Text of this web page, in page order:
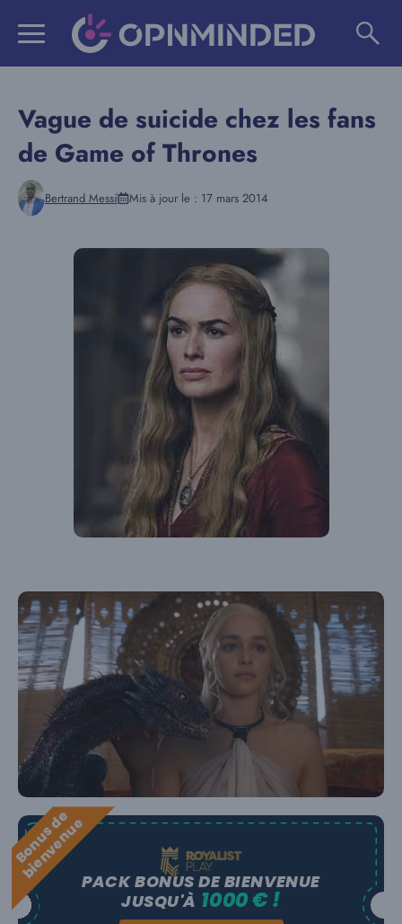
Vague de suicide chez les fans
de Game of Thrones
Bertrand Messi Mis à jour le : 17 mars 2014
B
o
n
u
s
d
e
b
i
e
n
v
e
n
u
ePACK BONUS DE BIENVENUE
JUSQU'À 1000 € !